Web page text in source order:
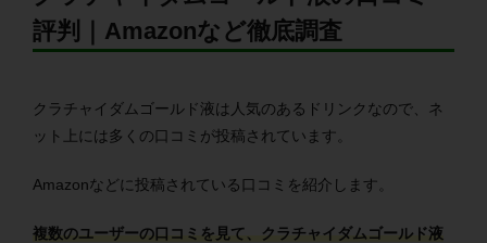
評判｜Amazonなど徹底調査
クラチャイダムゴールド液は人気のあるドリンクなので、ネ
ット上には多くの口コミが投稿されています。
Amazonなどに投稿されている口コミを紹介します。
複数のユーザーの口コミを見て、クラチャイダムゴールド液